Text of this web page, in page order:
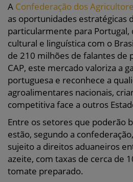
A Confederação dos
as oportunidades estratégicas
particularmente para Portugal,
cultural e linguística com o
de 210 milhões de falantes de
CAP, este mercado valoriza a
portuguesa e reconhece a
agroalimentares nacionais,
competitiva face a outros
Entre os setores que poderão
estão, segundo a
sujeito a direitos aduaneiros
azeite, com taxas de cerca de
tomate preparado.